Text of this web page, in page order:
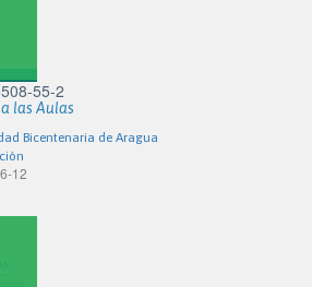
55-2
las Aulas
Bicentenaria de Aragua
12